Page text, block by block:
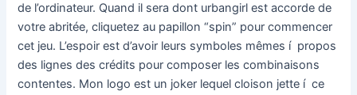
de l’ordinateur. Quand il sera dont urbangirl est accorde de
votre abritée, cliquetez au papillon “spin” pour commencer
cet jeu. L’espoir est d’avoir leurs symboles mêmes í propos
des lignes des crédits pour composer les combinaisons
contentes. Mon logo est un joker lequel cloison jette í ce